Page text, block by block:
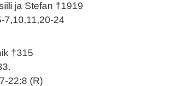
ja Stefan †1919
7,10,11,20-24
†315
22:8 (R)